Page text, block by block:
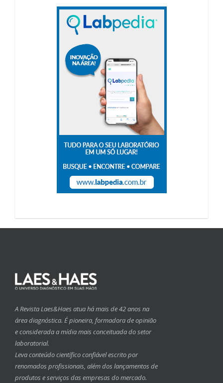
A Revista Laes&Haes atua há mais de 42 anos na
área diagnóstica. É pioneira, formadora de opinião
e considerada a mídia mais conceituada do setor
laboratorial.
Leva conteúdo científico confiável escrito por
renomados profissionais, além dos lançamentos de
produtos e serviços das empresas do mercado.